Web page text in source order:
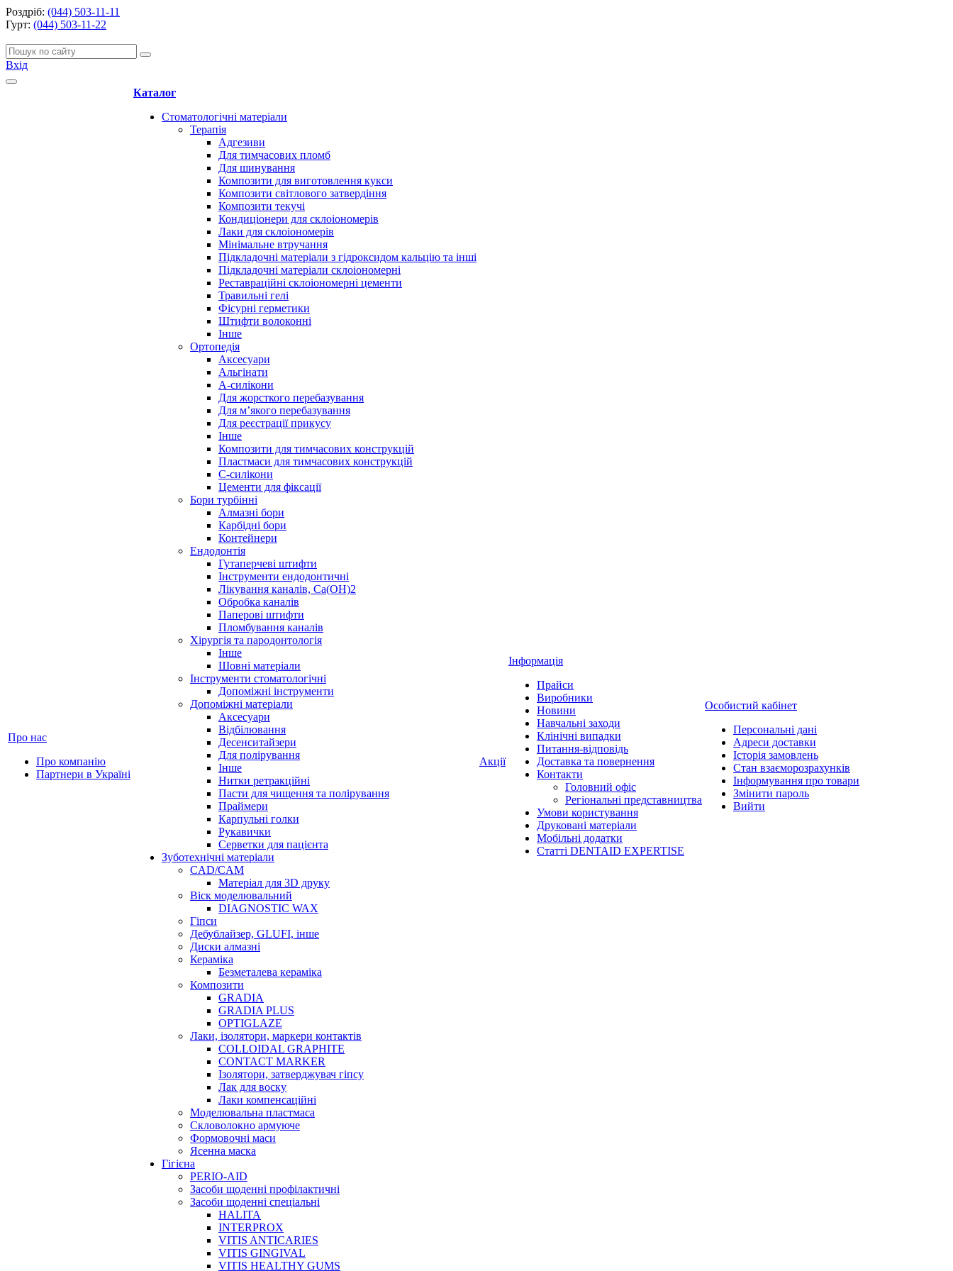
Роздріб: (044) 503-11-11
Гурт: (044) 503-11-22
Вхід
Про нас
Про компанію
Партнери в Україні
Каталог
Стоматологічні матеріали
Терапія
Адгезиви
Для тимчасових пломб
Для шинування
Композити для виготовлення кукси
Композити світлового затвердіння
Композити текучі
Кондиціонери для склоіономерів
Лаки для склоіономерів
Мінімальне втручання
Підкладочні матеріали з гідроксидом кальцію та інші
Підкладочні матеріали склоіономерні
Реставраційні склоіономерні цементи
Травильні гелі
Фісурні герметики
Штифти волоконні
Інше
Ортопедія
Аксесуари
Альгінати
А-силікони
Для жорсткого перебазування
Для м’якого перебазування
Для реєстрації прикусу
Інше
Композити для тимчасових конструкцій
Пластмаси для тимчасових конструкцій
С-силікони
Цементи для фіксації
Бори турбінні
Алмазні бори
Карбідні бори
Контейнери
Ендодонтія
Гутаперчеві штифти
Інструменти ендодонтичні
Лікування каналів, Ca(OH)2
Обробка каналів
Паперові штифти
Пломбування каналів
Хірургія та пародонтологія
Інше
Шовні матеріали
Інструменти стоматологічні
Допоміжні інструменти
Допоміжні матеріали
Аксесуари
Відбілювання
Десенситайзери
Для полірування
Інше
Нитки ретракційні
Пасти для чищення та полірування
Праймери
Карпульні голки
Рукавички
Серветки для пацієнта
Зуботехнічні матеріали
CAD/CAM
Матеріал для 3D друку
Віск моделювальний
DIAGNOSTIC WAX
Гіпси
Дебублайзер, GLUFI, інше
Диски алмазні
Кераміка
Безметалева кераміка
Композити
GRADIA
GRADIA PLUS
OPTIGLAZE
Лаки, ізолятори, маркери контактів
COLLOIDAL GRAPHITE
CONTACT MARKER
Ізолятори, затверджувач гіпсу
Лак для воску
Лаки компенсаційні
Моделювальна пластмаса
Скловолокно армуюче
Формовочні маси
Ясенна маска
Гігієна
PERIO-AID
Засоби щоденні профілактичні
Засоби щоденні спеціальні
HALITA
INTERPROX
VITIS ANTICARIES
VITIS GINGIVAL
VITIS HEALTHY GUMS
Акції
Інформація
Прайси
Виробники
Новини
Навчальні заходи
Клінічні випадки
Питання-відповідь
Доставка та повернення
Контакти
Головний офіс
Регіональні представництва
Умови користування
Друковані матеріали
Мобільні додатки
Статті DENTAID EXPERTISE
Особистий кабінет
Персональні дані
Адреси доставки
Історія замовлень
Стан взаєморозрахунків
Інформування про товари
Змінити пароль
Вийти